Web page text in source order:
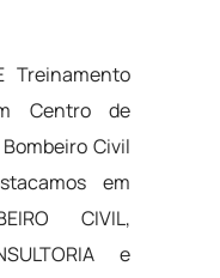
Treinamento
Centro de
Civil
em
CIVIL,
e